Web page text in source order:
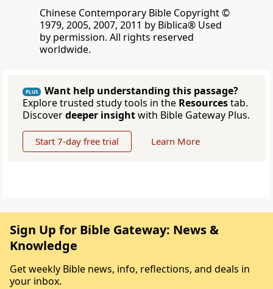
Chinese Contemporary Bible Copyright ©
1979, 2005, 2007, 2011 by Biblica® Used
by permission. All rights reserved
worldwide.
PLUS
Want help understanding this passage?
Explore trusted study tools in the Resourcestab.
Discoverdeeper insightwith Bible Gateway Plus.
Start 7-day free trial Learn More
Sign Up for Bible Gateway: News &
Knowledge
Get weekly Bible news, info, reflections, and deals in
your inbox.